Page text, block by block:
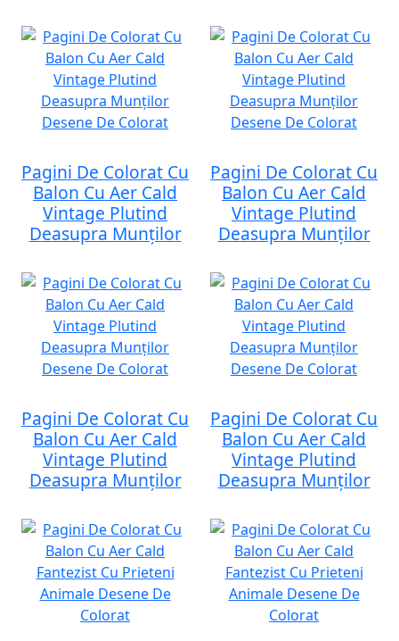
Pagini De Colorat Cu
Balon Cu Aer Cald
Vintage Plutind
Deasupra Munților
Pagini De Colorat Cu
Balon Cu Aer Cald
Vintage Plutind
Deasupra Munților
Pagini De Colorat Cu
Balon Cu Aer Cald
Vintage Plutind
Deasupra Munților
Pagini De Colorat Cu
Balon Cu Aer Cald
Vintage Plutind
Deasupra Munților